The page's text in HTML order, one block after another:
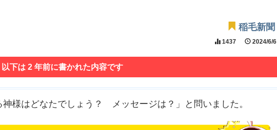
稲毛新聞
1437 2024/6/6
以下は 2 年前に書かれた内容です
様はどなたでしょう？ メッセージは？」と問いました。